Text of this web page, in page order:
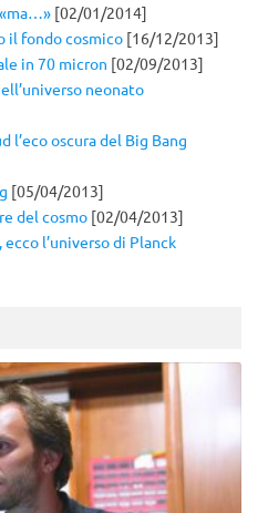
«ma…» [02/01/2014]
il fondo cosmico [16/12/2013]
in 70 micron [02/09/2013]
neonato
l’eco oscura del Big Bang
[05/04/2013]
del cosmo [02/04/2013]
ecco l’universo di Planck